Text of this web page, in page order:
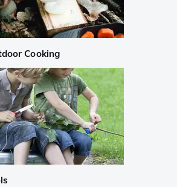
Cooking